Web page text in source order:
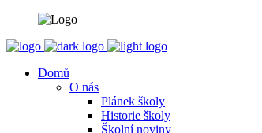
Domů
O nás
Plánek školy
Historie školy
Školní noviny